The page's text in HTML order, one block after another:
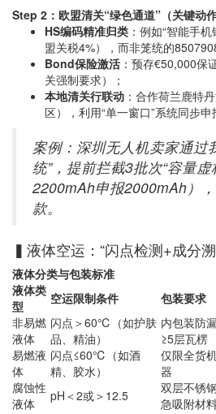
Step 2：欧盟清关“绿色通道”（关键动作
HS编码精准归类 ：例如“智能手
盟关税4%），而非笼统的
Bond保险激活 ：预存€50,000保
关强制要求）；
本地清关行联动 ：合作荷兰鹿特
区），利用“单一窗口”系统同步申
案例：深圳无人机卖家通过
统”，提前拦截3批次“容量
2200mAh申报2000mAh）
款。
▍液体空运：“闪点检测+成分
液体分类与包装标准
液体类
型
空运限制条件 包装要求
非易燃
液体
闪点＞60℃（如护肤
品、精油）
内包装防
≥5层瓦楞
易燃液
体
闪点≤60℃（如酒
精、胶水）
仅限全货
器
腐蚀性
液体
pH＜2或＞12.5
双层不锈
急吸附材